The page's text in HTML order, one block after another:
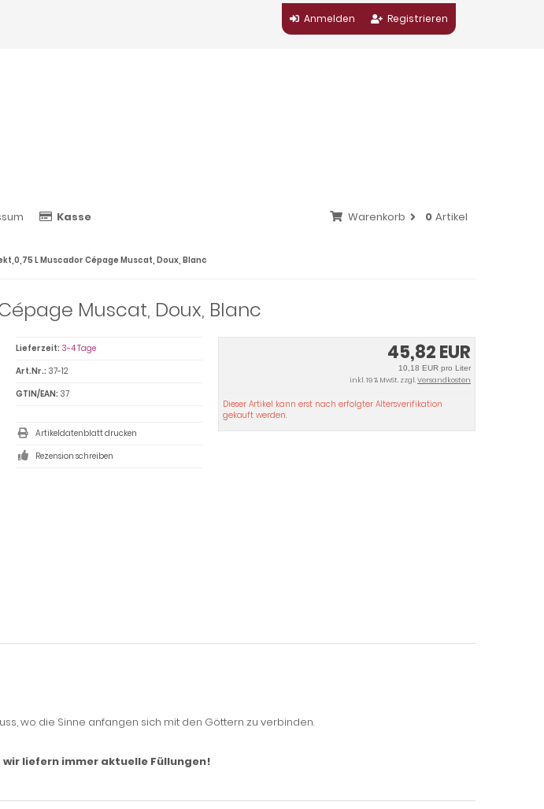
Registrieren
Anmelden
Kasse Warenkorb 0 Artikel
L Muscador Cépage Muscat, Doux, Blanc
Muscat, Doux, Blanc
45,82 EUR
10,18 EUR pro Liter
inkl. 19 % MwSt. zzgl.Versandkosten
Dieser Artikel kann erst nach erfolgter Altersverifikation
gekauft werden.
Lieferzeit: 3-4 Tage
Art.Nr.: 37-12
GTIN/EAN: 37
Artikeldatenblatt drucken
Rezension schreiben
wo die Sinne anfangen sich mit den Göttern zu verbinden.
liefern immer aktuelle Füllungen!